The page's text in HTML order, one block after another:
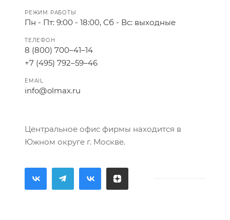
РЕЖИМ РАБОТЫ
Пн - Пт: 9:00 - 18:00, Сб - Вс: выходные
ТЕЛЕФОН
8 (800) 700–41–14
+7 (495) 792–59–46
EMAIL
info@olmax.ru
Центральное офис фирмы находится в
Южном округе г. Москве.